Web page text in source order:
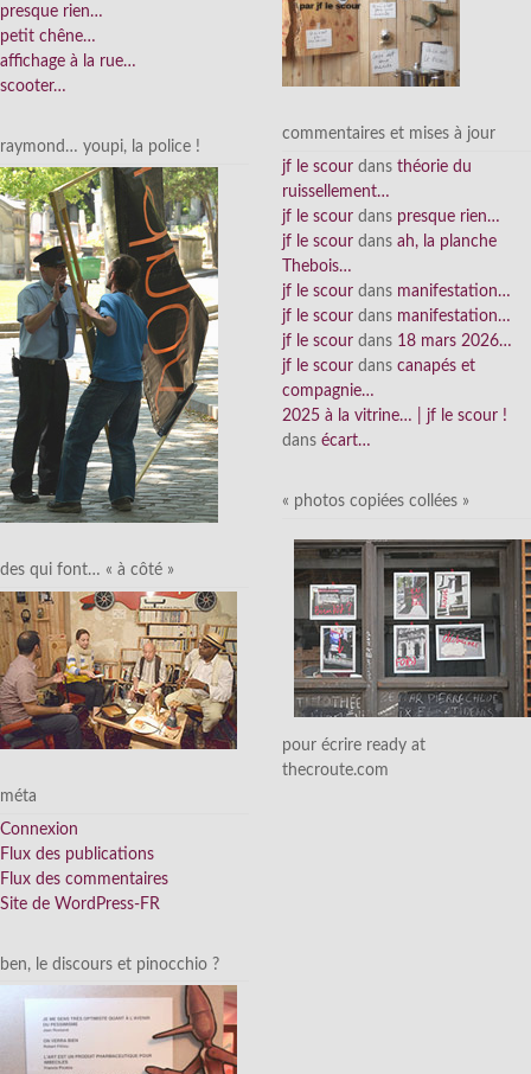
presque rien…
petit chêne…
affichage à la rue…
scooter…
raymond… youpi, la police !
des qui font… « à côté »
méta
Connexion
Flux des publications
Flux des commentaires
Site de WordPress-FR
ben, le discours et pinocchio ?
commentaires et mises à jour
jf le scour dans théorie du
ruissellement…
jf le scour dans presque rien…
jf le scour dans ah, la planche
Thebois…
jf le scour dans manifestation…
jf le scour dans manifestation…
jf le scour dans 18 mars 2026…
jf le scour dans canapés et
compagnie…
2025 à la vitrine… | jf le scour !
dans écart…
« photos copiées collées »
pour écrire ready at
thecroute.com